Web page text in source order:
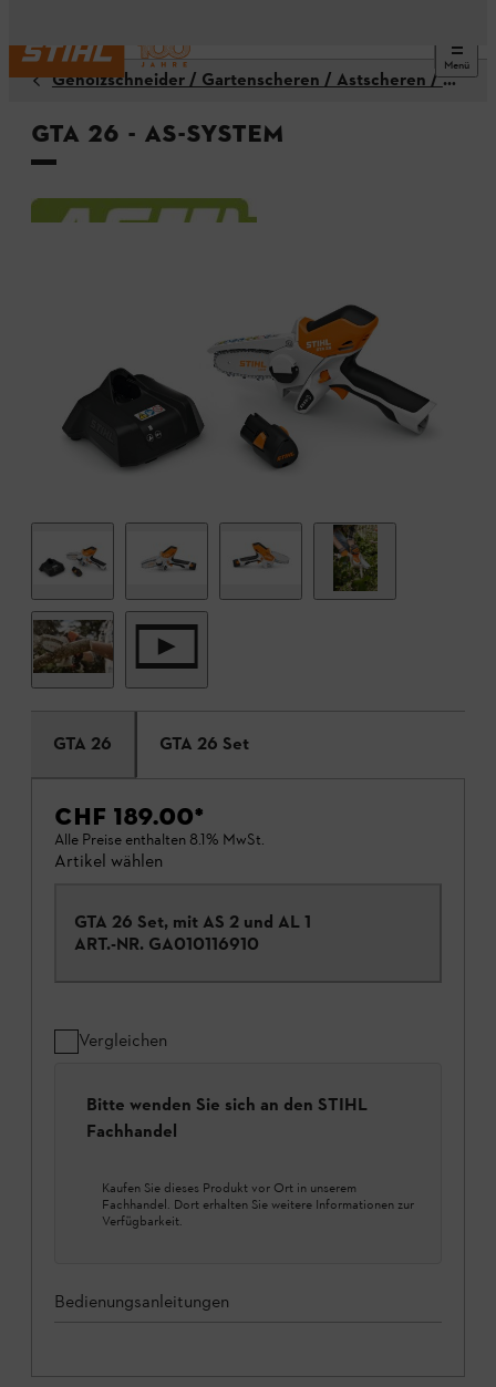
Menü
Gehölzschneider / Gartenscheren / Astscheren / Astsägen
GTA 26 - AS-System
GTA 26 GTA 26 Set
CHF 189.00*
Alle Preise enthalten 8.1% MwSt.
Artikel wählen
GTA 26 Set, mit AS 2 und AL 1
ART.-NR. GA010116910
Vergleichen
Bitte wenden Sie sich an den STIHL
Fachhandel
Kaufen Sie dieses Produkt vor Ort in unserem
Fachhandel. Dort erhalten Sie weitere Informationen zur
Verfügbarkeit.
Bedienungsanleitungen